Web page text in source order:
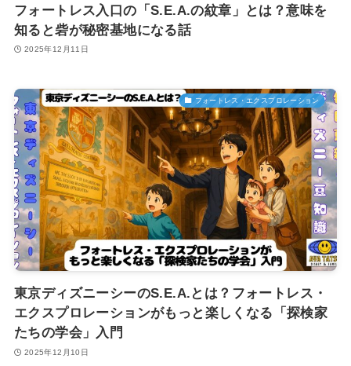
フォートレス入口の「S.E.A.の紋章」とは？意味を
知ると砦が秘密基地になる話
2025年12月11日
フォートレス・エクスプロレーション
東京ディズニーシーのS.E.A.とは？フォートレス・
エクスプロレーションがもっと楽しくなる「探検家
たちの学会」入門
2025年12月10日